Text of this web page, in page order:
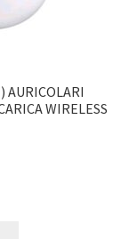
AURICOLARI
WIRELESS